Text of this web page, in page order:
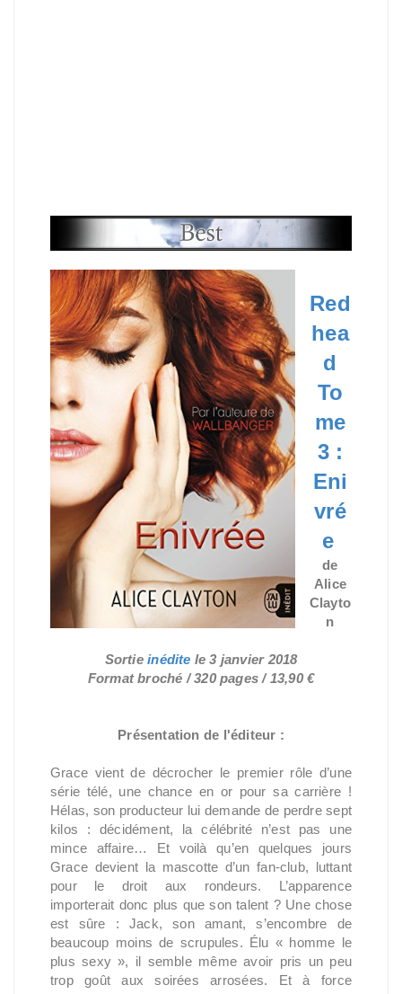
Red
hea
d
To
me
3 :
Eni
vré
e
de
Alice
Clayto
n
Sortieinédite le3 janvier 2018
Format broché / 320 pages / 13,90 €
Présentation de l'éditeur :
Grace vient de décrocher le premier rôle d’une
série télé, une chance en or pour sa carrière !
Hélas, son producteur lui demande de perdre sept
kilos : décidément, la célébrité n’est pas une
mince affaire… Et voilà qu’en quelques jours
Grace devient la mascotte d’un fan-club, luttant
pour le droit aux rondeurs. L’apparence
importerait donc plus que son talent ? Une chose
est sûre : Jack, son amant, s’encombre de
beaucoup moins de scrupules. Élu « homme le
plus sexy », il semble même avoir pris un peu
trop goût aux soirées arrosées. Et à force